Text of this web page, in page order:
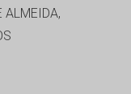
ALMEIDA,